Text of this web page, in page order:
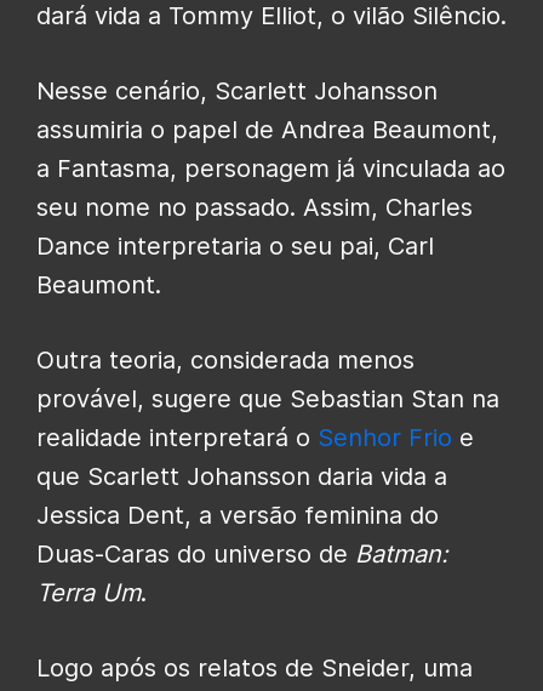
dará vida a Tommy Elliot, o vilão Silêncio.
Nesse cenário, Scarlett Johansson
assumiria o papel de Andrea Beaumont,
a Fantasma, personagem já vinculada ao
seu nome no passado. Assim, Charles
Dance interpretaria o seu pai, Carl
Beaumont.
Outra teoria, considerada menos
provável, sugere que Sebastian Stan na
realidade interpretará o Senhor Frio e
que Scarlett Johansson daria vida a
Jessica Dent, a versão feminina do
Duas-Caras do universo de Batman:
Terra Um.
Logo após os relatos de Sneider, uma